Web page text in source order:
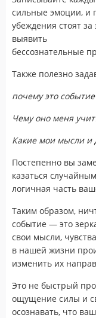
сильные эмоции, и
убеждения стоят
выявить
бессознательные
Также полезно
почему это
Чему оно меня
Какие мои мысли и
Постепенно вы
казаться
логичная часть
Таким образом,
событие — это
свои мысли,
в нашей жизни
изменить их
Это не быстрый
ощущение силы и
осознавать, что